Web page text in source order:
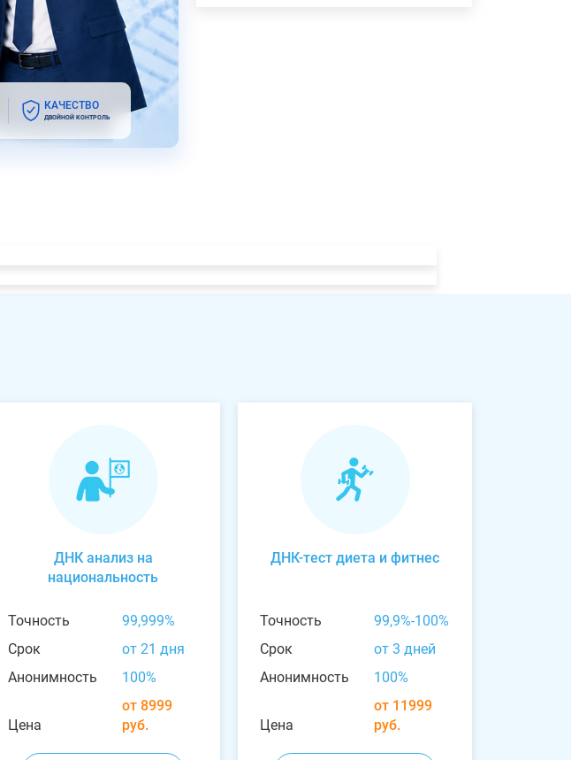
КАЧЕСТВО
ДВОЙНОЙ КОНТРОЛЬ
ДНК анализ на
национальность
Точность
99,999%
Срок
от 21 дня
Анонимность
100%
Цена
от 8999
руб.
ДНК-тест диета и фитнес
Точность
99,9%-100%
Срок
от 3 дней
Анонимность
100%
Цена
от 11999
руб.